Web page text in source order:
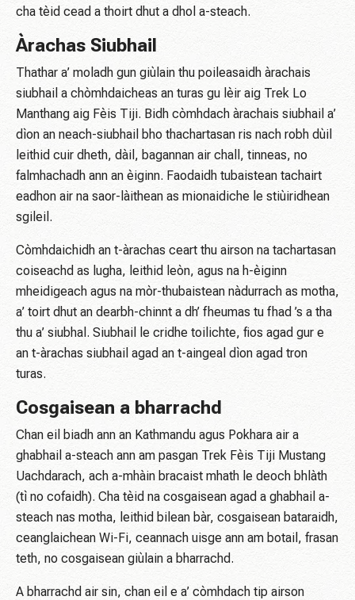
cha tèid cead a thoirt dhut a dhol a-steach.
Àrachas Siubhail
Thathar a’ moladh gun giùlain thu poileasaidh àrachais
siubhail a chòmhdaicheas an turas gu lèir aig Trek Lo
Manthang aig Fèis Tiji. Bidh còmhdach àrachais siubhail a’
dìon an neach-siubhail bho thachartasan ris nach robh dùil
leithid cuir dheth, dàil, bagannan air chall, tinneas, no
falmhachadh ann an èiginn. Faodaidh tubaistean tachairt
eadhon air na saor-làithean as mionaidiche le stiùiridhean
sgileil.
Còmhdaichidh an t-àrachas ceart thu airson na tachartasan
coiseachd as lugha, leithid leòn, agus na h-èiginn
mheidigeach agus na mòr-thubaistean nàdurrach as motha,
a’ toirt dhut an dearbh-chinnt a dh’ fheumas tu fhad ’s a tha
thu a’ siubhal. Siubhail le cridhe toilichte, fios agad gur e
an t-àrachas siubhail agad an t-aingeal dìon agad tron ​​
turas.
Cosgaisean a bharrachd
Chan eil biadh ann an Kathmandu agus Pokhara air a
ghabhail a-steach ann am pasgan Trek Fèis Tiji Mustang
Uachdarach, ach a-mhàin bracaist mhath le deoch bhlàth
(tì no cofaidh). Cha tèid na cosgaisean agad a ghabhail a-
steach nas motha, leithid bilean bàr, cosgaisean bataraidh,
ceanglaichean Wi-Fi, ceannach uisge ann am botail, frasan
teth, no cosgaisean giùlain a bharrachd.
A bharrachd air sin, chan eil e a’ còmhdach tip airson